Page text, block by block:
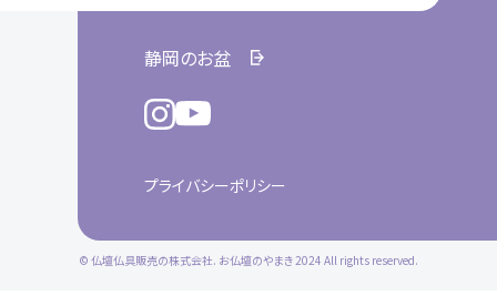
静岡のお盆
プライバシーポリシー
© 仏壇仏具販売の株式会社. お仏壇のやまき 2024 All rights reserved.